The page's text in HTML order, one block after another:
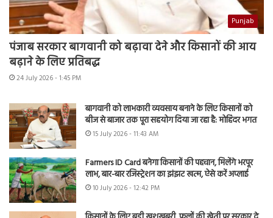
Punjab
पंजाब सरकार बागवानी को बढ़ावा देने और किसानों की आय
बढ़ाने के लिए प्रतिबद्ध
24 July 2026 - 1:45 PM
बागवानी को लाभकारी व्यवसाय बनाने के लिए किसानों को
बीज से बाजार तक पूरा सहयोग दिया जा रहा है: मोहिंदर भगत
15 July 2026 - 11:43 AM
Farmers ID Card बनेगा किसानों की पहचान, मिलेंगे भरपूर
लाभ, बार-बार रजिस्ट्रेशन का झंझट खत्म, ऐसे करें अप्लाई
10 July 2026 - 12:42 PM